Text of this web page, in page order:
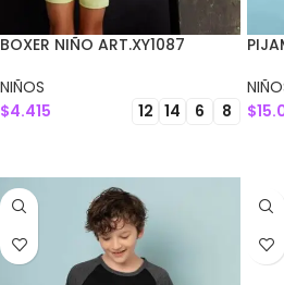
BOXER NIÑO ART.XY1087
NIÑOS
$4.415 12 14 6 8
$